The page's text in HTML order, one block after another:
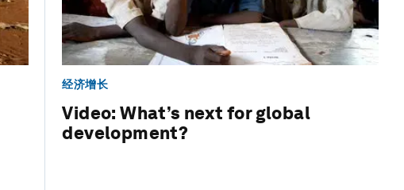
经济增长
Video: What’s next for global
development?